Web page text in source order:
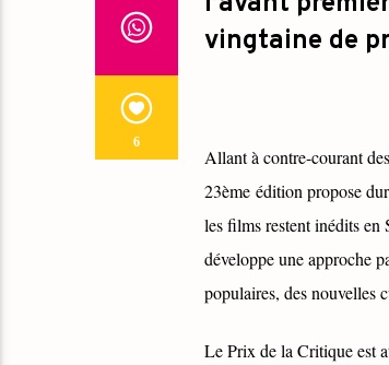
6
vingtaine de
Allant à contre-courant
23ème édition propose
les films restent inédits en
développe une approche
populaires, des nouvelles
Le Prix de la Critique est